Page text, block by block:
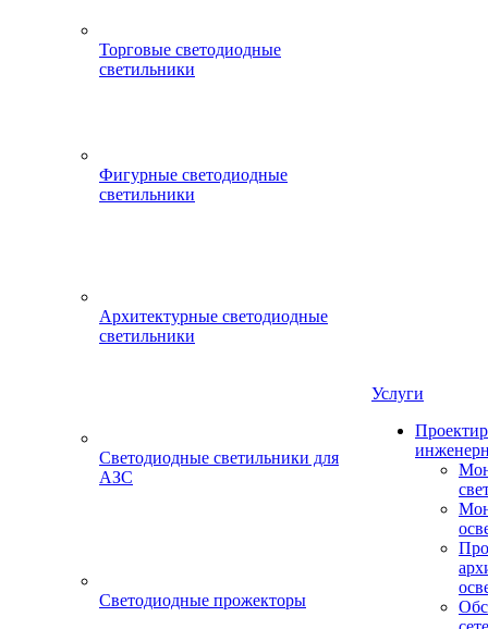
Торговые светодиодные
светильники
Фигурные светодиодные
светильники
Архитектурные светодиодные
светильники
Светодиодные светильники для
АЗС
Светодиодные прожекторы
Услуги